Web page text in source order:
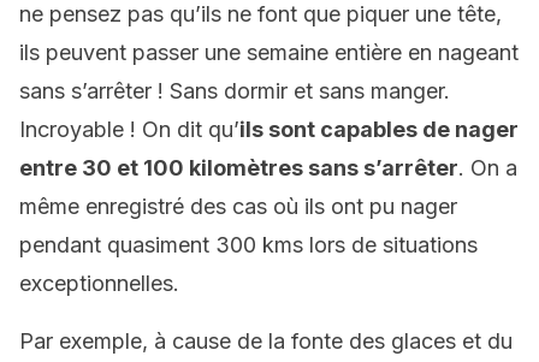
ne pensez pas qu’ils ne font que piquer une tête,
ils peuvent passer une semaine entière en nageant
sans s’arrêter ! Sans dormir et sans manger.
Incroyable ! On dit qu’ils sont capables de nager
entre 30 et 100 kilomètres sans s’arrêter. On a
même enregistré des cas où ils ont pu nager
pendant quasiment 300 kms lors de situations
exceptionnelles.
Par exemple, à cause de la fonte des glaces et du